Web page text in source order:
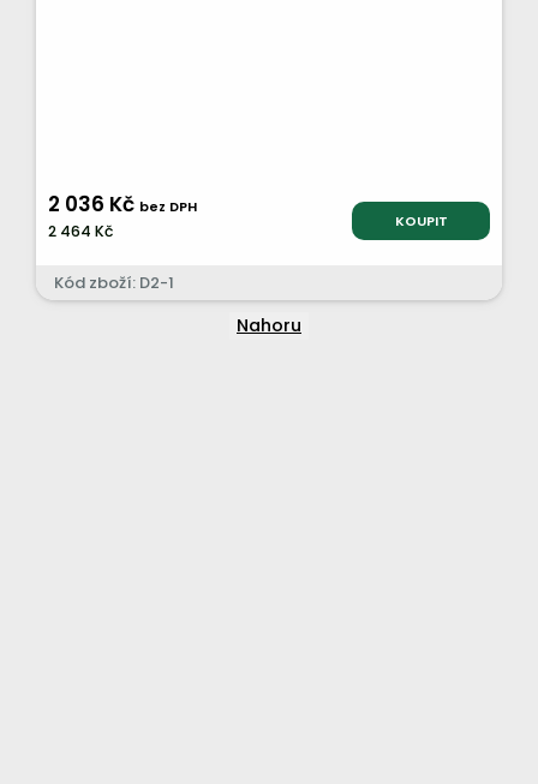
2 036 Kč bez DPH
2 464 Kč KOUPIT
Kód zboží: D2-1
Nahoru